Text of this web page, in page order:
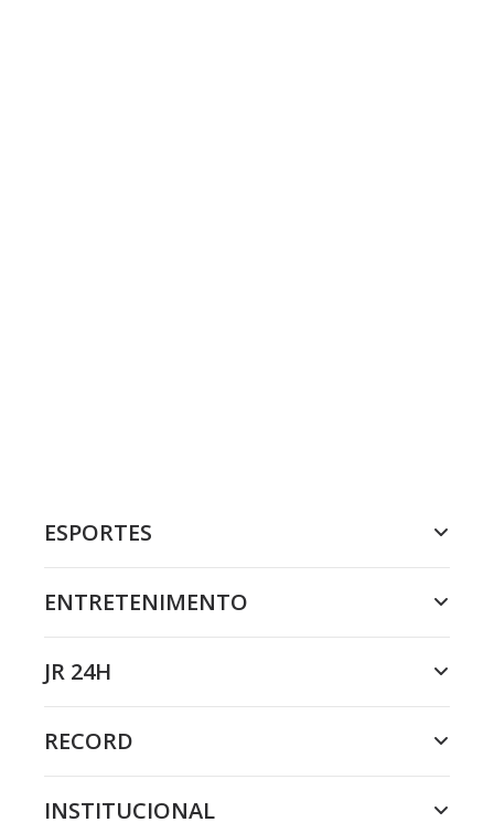
ESPORTES
ENTRETENIMENTO
JR 24H
RECORD
INSTITUCIONAL